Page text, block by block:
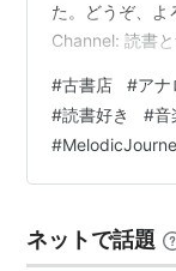
た。どうぞ、
Channel: 読書
織りなす時空を
BIRD CAN FLY
("あなたの想像
に…✨…
#古書店 #アナ
#読書好き #音
#
ネットで話題